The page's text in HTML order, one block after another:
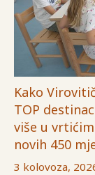
Kako
TOP
više u
novih 450
3 kolovoza,